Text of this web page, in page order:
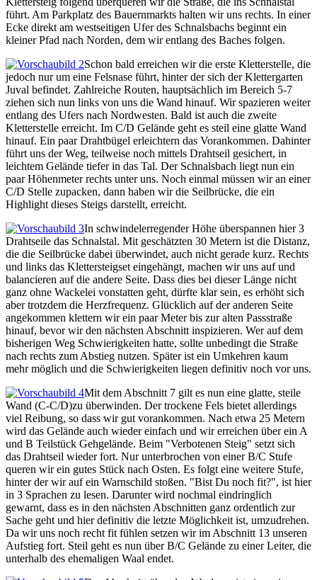
führt. Am Parkplatz des Bauernmarkts halten wir uns rechts. In einer
Ecke direkt am westseitigen Ufer des Schnalsbachs beginnt ein
kleiner Pfad nach Norden, dem wir entlang des Baches folgen.
Schon bald erreichen wir die erste Kletterstelle, die
jedoch nur um eine Felsnase führt, hinter der sich der Klettergarten
Juval befindet. Zahlreiche Routen, hauptsächlich im Bereich 5-7
ziehen sich nun links von uns die Wand hinauf. Wir spazieren weiter
entlang des Ufers nach Nordwesten. Bald ist auch die zweite
Kletterstelle erreicht. Im C/D Gelände geht es steil eine glatte Wand
hinauf. Ein paar Drahtbügel erleichtern das Vorankommen. Dahinter
führt uns der Weg, teilweise noch mittels Drahtseil gesichert, in
leichtem Gelände tiefer in das Tal. Der Schnalsbach liegt nun ein
paar Höhenmeter rechts unter uns. Noch einmal müssen wir an einer
C/D Stelle zupacken, dann haben wir die Seilbrücke, die ein
Highlight dieses Steigs darstellt, erreicht.
In schwindelerregender Höhe überspannen hier 3
Drahtseile das Schnalstal. Mit geschätzten 30 Metern ist die Distanz,
die die Seilbrücke dabei überwindet, auch nicht gerade kurz. Rechts
und links das Klettersteigset eingehängt, machen wir uns auf und
balancieren auf die andere Seite. Dass dies bei dieser Länge nicht
ganz ohne Wackelei vonstatten geht, dürfte klar sein, es erhöht sich
aber trotzdem die Herzfrequenz. Glücklich auf der anderen Seite
angekommen klettern wir ein paar Meter bis zur alten Passstraße
hinauf, bevor wir den nächsten Abschnitt inspizieren. Wer auf dem
bisherigen Weg Schwierigkeiten hatte, sollte unbedingt die Straße
nach rechts zum Abstieg nutzen. Später ist ein Umkehren kaum
mehr möglich und die Schwierigkeiten liegen definitiv noch vor uns.
Mit dem Abschnitt 7 gilt es nun eine glatte, steile
Wand (C-C/D)zu überwinden. Der trockene Fels bietet allerdings
viel Reibung, so dass wir gut vorankommen. Nach etwa 25 Metern
wird das Gelände auch wieder einfach und wir erreichen über ein A
und B Teilstück Gehgelände. Beim "Verbotenen Steig" setzt sich
das Drahtseil wieder fort. Nur unterbrochen von einer B/C Stufe
queren wir ein gutes Stück nach Osten. Es folgt eine weitere Stufe,
hinter der wir auf ein Warnschild stoßen. "Bist Du noch fit?", ist hier
in 3 Sprachen zu lesen. Darunter wird nochmal eindringlich
gewarnt, dass es in den nächsten Abschnitten ganz ordentlich zur
Sache geht und hier definitiv die letzte Möglichkeit ist, umzudrehen.
Da wir uns noch recht fit fühlen setzen wir im Abschnitt 13 unseren
Aufstieg fort. Steil geht es nun über B/C Gelände zu einer Leiter, die
unterhalb des ehemaligen Waal endet.